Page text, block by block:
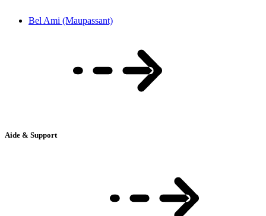
Bel Ami (Maupassant)
Aide & Support